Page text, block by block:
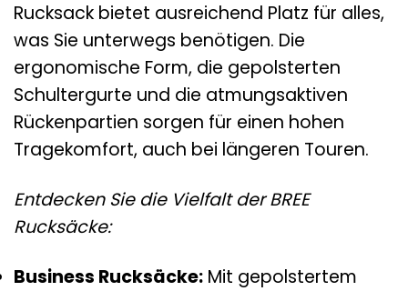
Rucksack bietet ausreichend Platz für alles,
was Sie unterwegs benötigen. Die
ergonomische Form, die gepolsterten
Schultergurte und die atmungsaktiven
Rückenpartien sorgen für einen hohen
Tragekomfort, auch bei längeren Touren.
Entdecken Sie die Vielfalt der BREE
Rucksäcke:
Business Rucksäcke: Mit gepolstertem